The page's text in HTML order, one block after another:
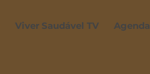
Viver Saudável TV Agenda